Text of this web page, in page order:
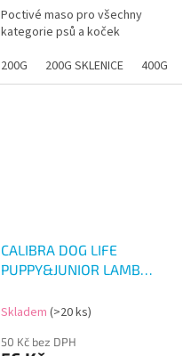
Poctivé maso pro všechny
kategorie psů a koček
200G
200G SKLENICE 400G
CALIBRA DOG LIFE
PUPPY&JUNIOR LAMB
Skladem (>20 ks)
50 Kč bez DPH